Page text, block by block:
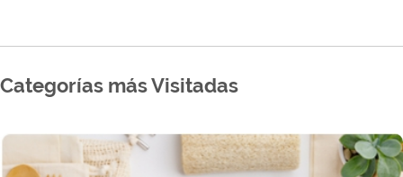
Categorías más Visitadas